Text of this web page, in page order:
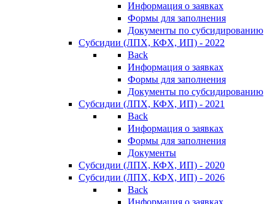
Информация о заявках
Формы для заполнения
Документы по субсидированию
Субсидии (ЛПХ, КФХ, ИП) - 2022
Back
Информация о заявках
Формы для заполнения
Документы по субсидированию
Субсидии (ЛПХ, КФХ, ИП) - 2021
Back
Информация о заявках
Формы для заполнения
Документы
Субсидии (ЛПХ, КФХ, ИП) - 2020
Субсидии (ЛПХ, КФХ, ИП) - 2026
Back
Информация о заявках